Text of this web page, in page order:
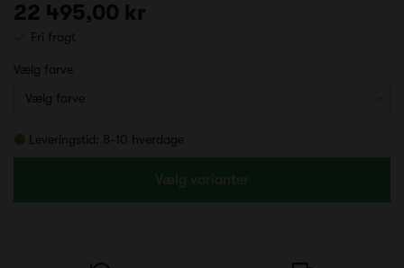
22 495,00 kr
Fri fragt
Vælg farve
Leveringstid: 8-10 hverdage
Vælg varianter